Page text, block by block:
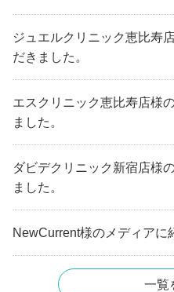
ジュエルクリニック恵比寿
だきました。
エスクリニック恵比寿店様
ました。
ダビデクリニック新宿店様
ました。
NewCurrent様のメディアに
一覧